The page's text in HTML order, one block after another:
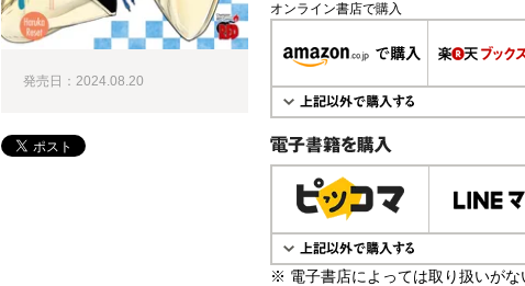
オンライン書店で購入
電子書籍で購入
※ 電子書店によっては取り扱いがな
発売日：2024.08.20